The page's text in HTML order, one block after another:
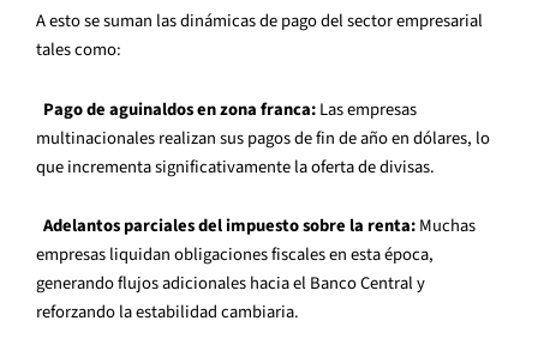
A esto se suman las dinámicas de pago del sector empresarial
tales como:
Pago de aguinaldos en zona franca:Las empresas
multinacionales realizan sus pagos de fin de año en dólares, lo
que incrementa significativamente la oferta de divisas.
Adelantos parciales del impuesto sobre la renta:Muchas
empresas liquidan obligaciones fiscales en esta época,
generando flujos adicionales hacia el Banco Central y
reforzando la estabilidad cambiaria.